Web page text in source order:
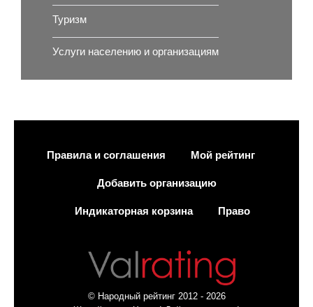
Туризм
Услуги населению и организациям
Правила и соглашения Мой рейтинг
Добавить организацию
Индикаторная корзина Право
© Народный рейтинг 2012 - 2026